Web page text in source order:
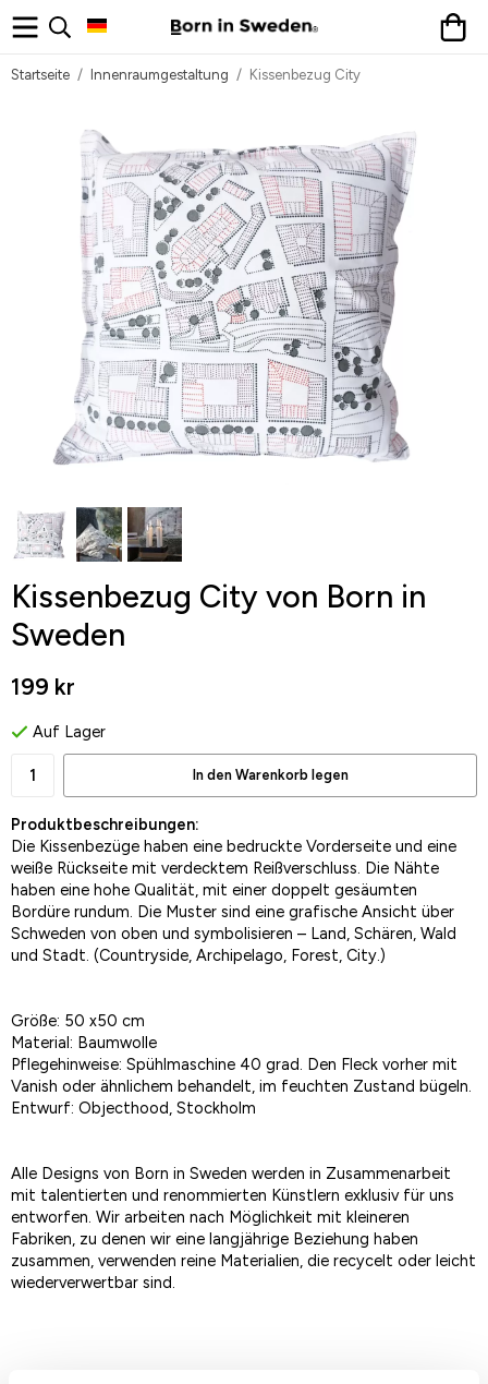
Startseite / Innenraumgestaltung / Kissenbezug City
Kissenbezug City von Born in
Sweden
199 kr
Auf Lager
In den Warenkorb legen
Produktbeschreibungen:
Die Kissenbezüge haben eine bedruckte Vorderseite und eine
weiße Rückseite mit verdecktem Reißverschluss. Die Nähte
haben eine hohe Qualität, mit einer doppelt gesäumten
Bordüre rundum. Die Muster sind eine grafische Ansicht über
Schweden von oben und symbolisieren – Land, Schären, Wald
und Stadt. (Countryside, Archipelago, Forest, City.)
Größe: 50 x50 cm
Material: Baumwolle
Pflegehinweise: Spühlmaschine 40 grad. Den Fleck vorher mit
Vanish oder ähnlichem behandelt, im feuchten Zustand bügeln.
Entwurf: Objecthood, Stockholm
Alle Designs von Born in Sweden werden in Zusammenarbeit
mit talentierten und renommierten Künstlern exklusiv für uns
entworfen. Wir arbeiten nach Möglichkeit mit kleineren
Fabriken, zu denen wir eine langjährige Beziehung haben
zusammen, verwenden reine Materialien, die recycelt oder leicht
wiederverwertbar sind.